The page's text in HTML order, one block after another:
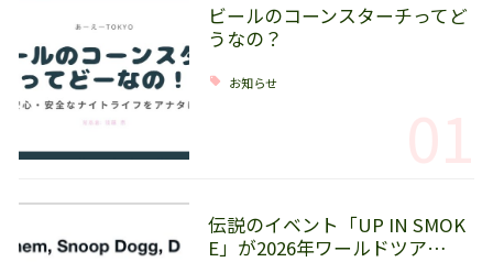
ビールのコーンスターチってど
うなの？
お知らせ
伝説のイベント「UP IN SMOK
E」が2026年ワールドツア…